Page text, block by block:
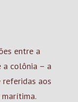
entre a
a colônia – a
aos